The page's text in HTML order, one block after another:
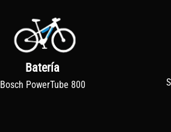
Batería
Bosch PowerTube 800